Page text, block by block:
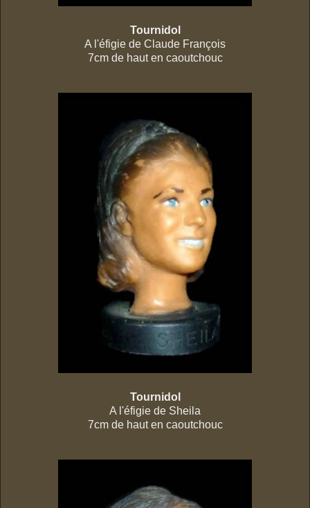
Tournidol
A l'éfigie de Claude François
7cm de haut en caoutchouc
Tournidol
A l'éfigie de Sheila
7cm de haut en caoutchouc